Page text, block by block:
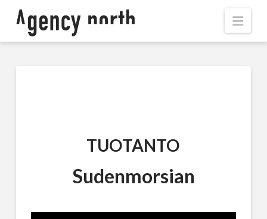
TUOTANTO
Sudenmorsian